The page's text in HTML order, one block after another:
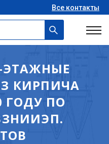
Все контакты
ЭТАЖНЫЕ
КИРПИЧА
ГОДУ ПО